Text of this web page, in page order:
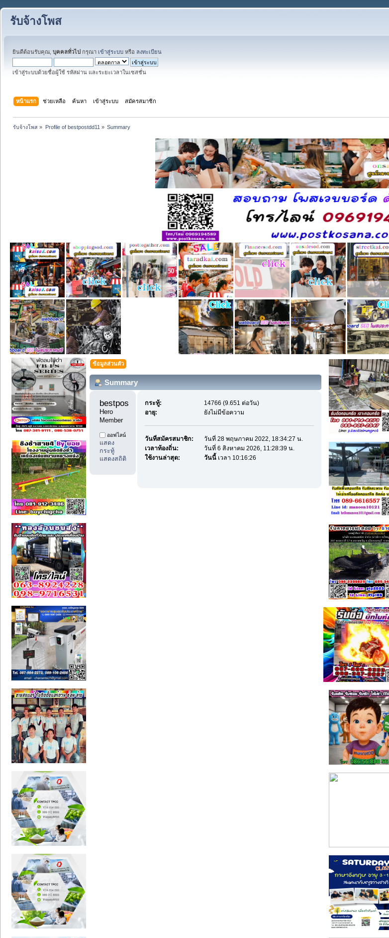
รับจ้างโพส
ยินดีต้อนรับคุณ, บุคคลทั่วไป กรุณา เข้าสู่ระบบ หรือ ลงทะเบียน
เข้าสู่ระบบด้วยชื่อผู้ใช้ รหัสผ่าน และระยะเวลาในเซสชั่น
หน้าแรก ช่วยเหลือ ค้นหา เข้าสู่ระบบ สมัครสมาชิก
รับจ้างโพส » Profile of bestpostdd11 » Summary
ข้อมูลส่วนตัว
Summary
bestpostdd11
Hero
Member
ออฟไลน์
แสดง
กระทู้
แสดงสถิติ
กระทู้:
14766 (9.651 ต่อวัน)
อายุ:
ยังไม่มีข้อความ
วันที่สมัครสมาชิก:
วันที่ 28 พฤษภาคม 2022, 18:34:27 น.
เวลาท้องถิ่น:
วันที่ 6 สิงหาคม 2026, 11:28:39 น.
ใช้งานล่าสุด:
วันนี้เวลา 10:16:26